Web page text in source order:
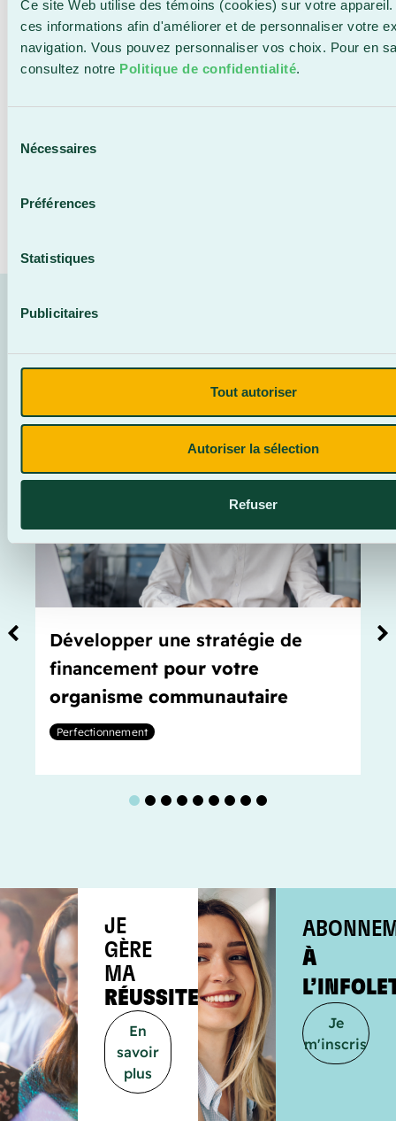
Ce site Web utilise des témoins (cookies) sur votre
ces informations afin d'améliorer et de personnaliser votre
navigation. Vous pouvez personnaliser vos choix. Pour en
consultez notre Politique de confidentialité.
Nécessaires
Préférences
Statistiques
Publicitaires
Tout autoriser
Autoriser la sélection
Refuser
dans le cadre de la formation visée sont en
lien direct avec leur domaine d’emploi (dernier
emploi, emploi visé) ou domaine d’études (ces
personnes doivent résider en Chaudière-
COURANT.
CES FORMATIONS
POURRAIENT AUSSI
T’INTÉRESSER
Développer une stratégie de
financement pour votre
organisme communautaire
Perfectionnement
4 5 6 7 8 9
JE
GÈRE
MA
RÉUSSITE
En
savoir
plus
À
Je
m'inscris